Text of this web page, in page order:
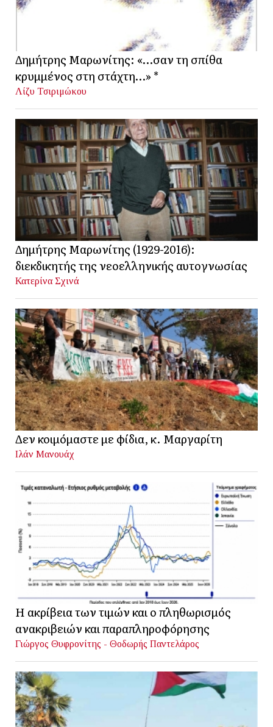
Δημήτρης Μαρωνίτης: «…σαν τη σπίθα
κρυμμένος στη στάχτη…» *
Λίζυ Τσιριμώκου
Δημήτρης Μαρωνίτης (1929-2016):
διεκδικητής της νεοελληνικής αυτογνωσίας
Κατερίνα Σχινά
Δεν κοιμόμαστε με φίδια, κ. Μαργαρίτη
Ιλάν Μανουάχ
Η ακρίβεια των τιμών και ο πληθωρισμός
ανακριβειών και παραπληροφόρησης
Γιώργος Θυφρονίτης - Θοδωρής Παντελάρος